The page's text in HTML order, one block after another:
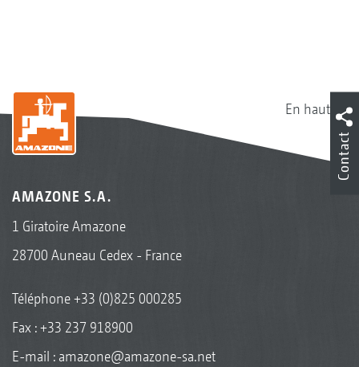
En haut
AMAZONE S.A.
1 Giratoire Amazone
28700 Auneau Cedex - France
Téléphone+33 (0)825 000285
Fax : +33 237 918900
E-mail : amazone@amazone-sa.net
Contact